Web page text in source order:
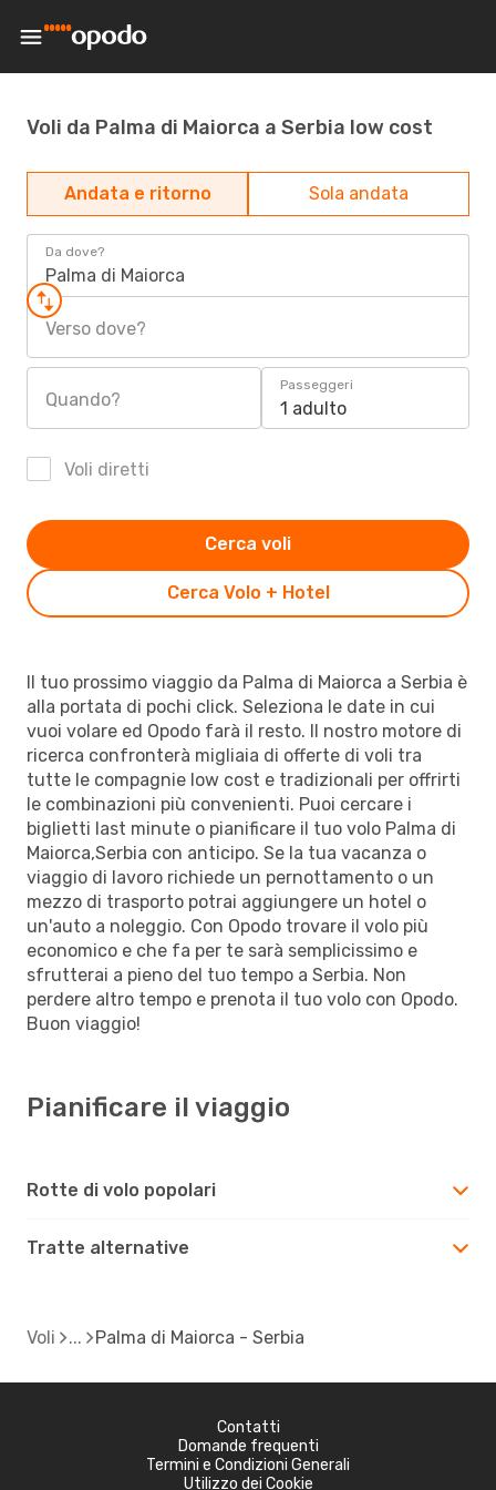
Voli da Palma di Maiorca a Serbia low cost
Andata e ritorno Sola andata
Da dove?
Palma di Maiorca
Verso dove?
Quando?
Passeggeri
1 adulto
Voli diretti
Cerca Volo + Hotel
Cerca voli
Il tuo prossimo viaggio da Palma di Maiorca a Serbia è
alla portata di pochi click. Seleziona le date in cui
vuoi volare ed Opodo farà il resto. Il nostro motore di
ricerca confronterà migliaia di offerte di voli tra
tutte le compagnie low cost e tradizionali per offrirti
le combinazioni più convenienti. Puoi cercare i
biglietti last minute o pianificare il tuo volo Palma di
Maiorca,Serbia con anticipo. Se la tua vacanza o
viaggio di lavoro richiede un pernottamento o un
mezzo di trasporto potrai aggiungere un hotel o
un'auto a noleggio. Con Opodo trovare il volo più
economico e che fa per te sarà semplicissimo e
sfrutterai a pieno del tuo tempo a Serbia. Non
perdere altro tempo e prenota il tuo volo con Opodo.
Buon viaggio!
Pianificare il viaggio
Rotte di volo popolari
Tratte alternative
Voli Palma di Maiorca - Serbia
Contatti
Domande frequenti
Termini e Condizioni Generali
Utilizzo dei Cookie